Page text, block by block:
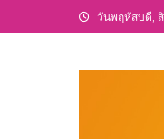
to
วันพฤหัสบดี,